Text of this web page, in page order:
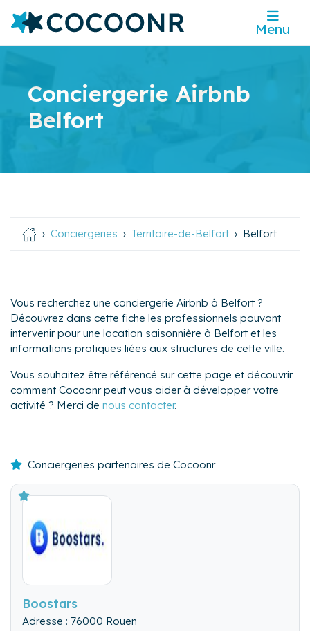
Menu
Conciergerie Airbnb
Belfort
Conciergeries Territoire-de-Belfort Belfort
Vous recherchez une conciergerie Airbnb à Belfort ?
Découvrez dans cette fiche les professionnels pouvant
intervenir pour une location saisonnière à Belfort et les
informations pratiques liées aux structures de cette ville.
Vous souhaitez être référencé sur cette page et découvrir
comment Cocoonr peut vous aider à développer votre
activité ? Merci de nous contacter.
Conciergeries partenaires de Cocoonr
Boostars
Adresse : 76000 Rouen